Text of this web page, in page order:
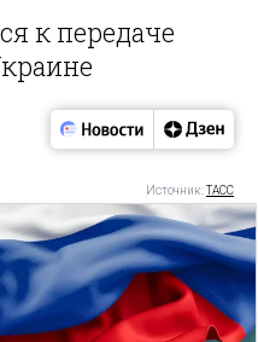
к передаче
Источник:ТАСС